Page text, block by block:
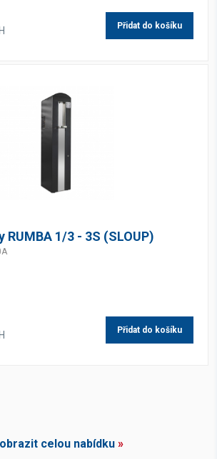
Přidat do košíku
1/3 - 3S (SLOUP)
Přidat do košíku
celou nabídku»